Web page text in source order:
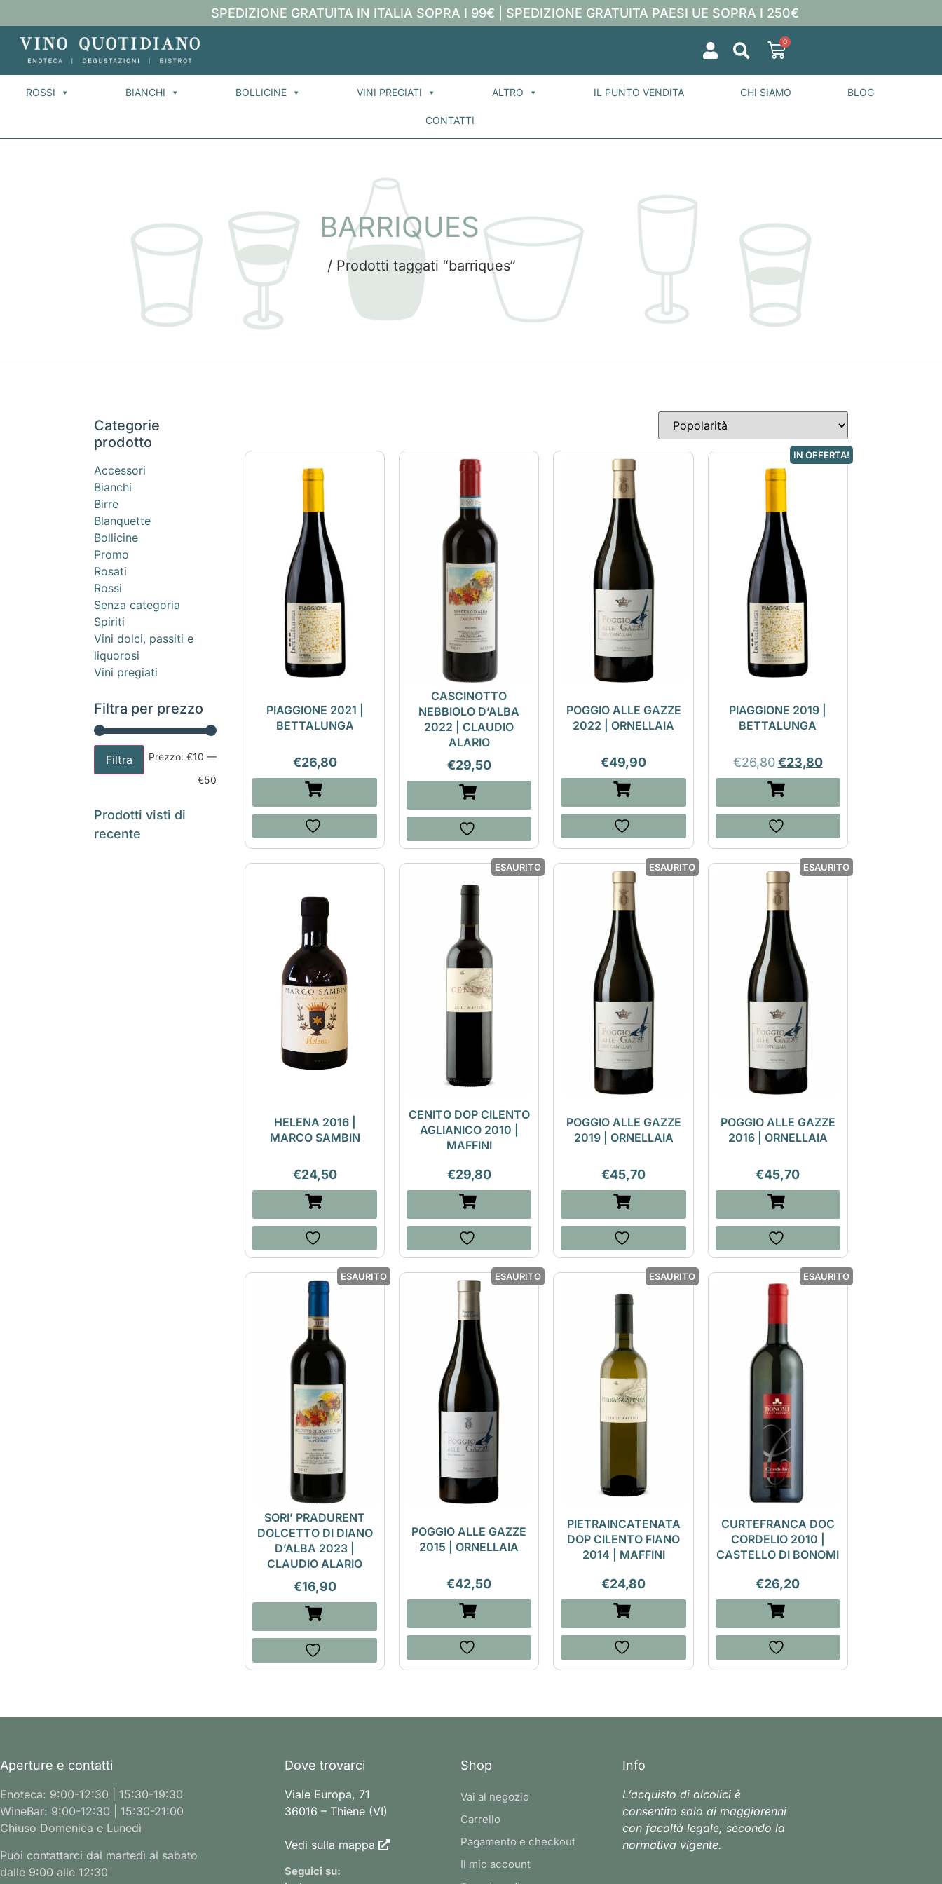
SPEDIZIONE GRATUITA IN ITALIA SOPRA I 99€ | SPEDIZIONE GRATUITA PAESI UE SOPRA I 250€
0
ROSSI BIANCHI BOLLICINE VINI PREGIATI ALTRO IL PUNTO VENDITA CHI SIAMO BLOG
CONTATTI
BARRIQUES
Home / Prodotti taggati “barriques”
Categorie
prodotto
Accessori
Bianchi
Birre
Blanquette
Bollicine
Promo
Rosati
Rossi
Senza categoria
Spiriti
Vini dolci, passiti e
liquorosi
Vini pregiati
Filtra per prezzo
Filtra Prezzo:€10 —
€50
Prodotti visti di
recente
PIAGGIONE 2021 |
BETTALUNGA
€26,80
CASCINOTTO
NEBBIOLO D’ALBA
2022 | CLAUDIO
ALARIO
€29,50
POGGIO ALLE GAZZE
2022 | ORNELLAIA
€49,90
IN OFFERTA!
PIAGGIONE 2019 |
BETTALUNGA
€26,80 €23,80
HELENA 2016 |
MARCO SAMBIN
€24,50
ESAURITO
CENITO DOP CILENTO
AGLIANICO 2010 |
MAFFINI
€29,80
ESAURITO
POGGIO ALLE GAZZE
2019 | ORNELLAIA
€45,70
ESAURITO
POGGIO ALLE GAZZE
2016 | ORNELLAIA
€45,70
ESAURITO
SORI’ PRADURENT
DOLCETTO DI DIANO
D’ALBA 2023 |
CLAUDIO ALARIO
€16,90
ESAURITO
POGGIO ALLE GAZZE
2015 | ORNELLAIA
€42,50
ESAURITO
PIETRAINCATENATA
DOP CILENTO FIANO
2014 | MAFFINI
€24,80
ESAURITO
CURTEFRANCA DOC
CORDELIO 2010 |
CASTELLO DI BONOMI
€26,20
Aperture e contatti
Enoteca: 9:00-12:30 | 15:30-19:30
WineBar: 9:00-12:30 | 15:30-21:00
Chiuso Domenica e Lunedì
Puoi contattarci dal martedì al sabato
dalle 9:00 alle 12:30
Dove trovarci
Viale Europa, 71
36016 – Thiene (VI)
Vedi sulla mappa
Seguici su:
Shop
Vai al negozio
Carrello
Pagamento e checkout
Il mio account
Info
L’acquisto di alcolici è
consentito solo ai maggiorenni
con facoltà legale, secondo la
normativa vigente.